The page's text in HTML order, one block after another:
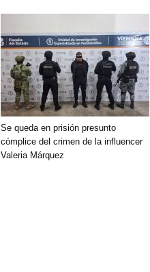
Se queda en prisión presunto
cómplice del crimen de la influencer
Valeria Márquez